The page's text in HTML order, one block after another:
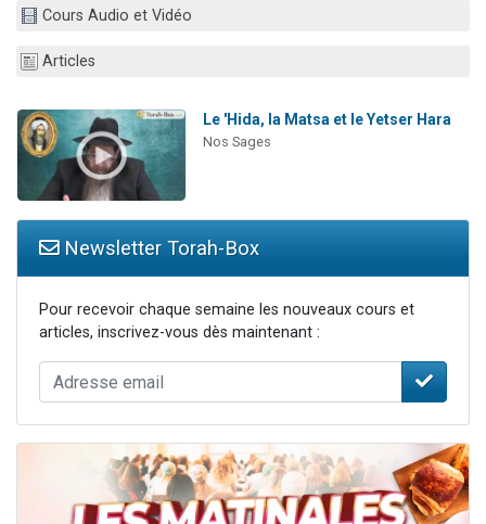
Il reste 49 places pour étudier en groupe sur Zoom
2 nouvelles musiques dans Torah-Box Music
Cours Audio et Vidéo
Articles
Le 'Hida, la Matsa et le Yetser Hara
Nos Sages
Newsletter Torah-Box
Pour recevoir chaque semaine les nouveaux cours et
articles, inscrivez-vous dès maintenant :